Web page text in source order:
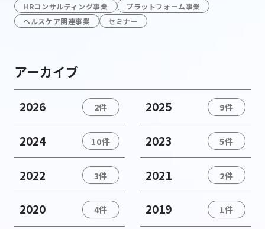
HRコンサルティング事業
プラットフォーム事業
ヘルスケア関連事業
セミナー
アーカイブ
2026 2件 2025 9件
2024 10件 2023 5件
2022 3件 2021 2件
2020 4件 2019 1件